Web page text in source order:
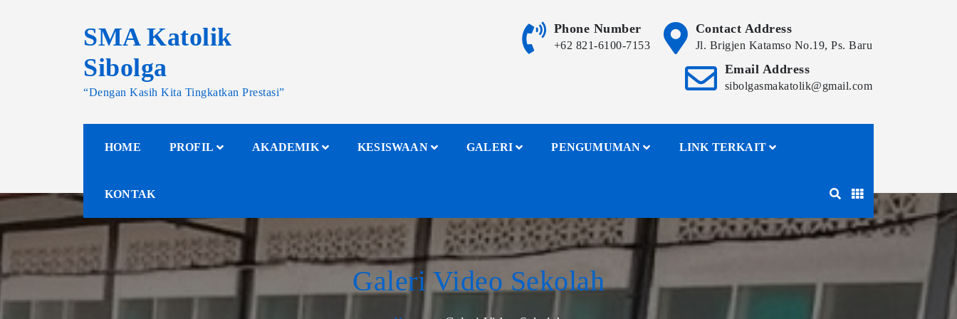
SMA Katolik
Sibolga
“Dengan Kasih Kita Tingkatkan Prestasi”
Phone Number
+62 821-6100-7153
Contact Address
Jl. Brigjen Katamso No.19, Ps. Baru
Email Address
sibolgasmakatolik@gmail.com
HOME PROFIL AKADEMIK KESISWAAN GALERI PENGUMUMAN LINK TERKAIT
KONTAK
Galeri Video Sekolah